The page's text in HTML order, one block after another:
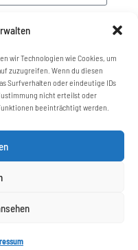
wir Technologien wie Cookies, um
zuzugreifen. Wenn du diesen
Surfverhalten oder eindeutige IDs
nicht erteilst oder
beeinträchtigt werden.